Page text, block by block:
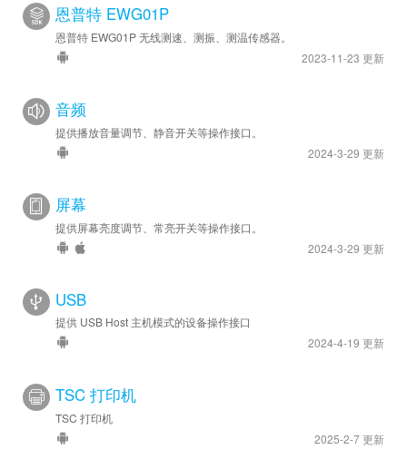
恩普特 EWG01P
恩普特 EWG01P 无线测速、测振、测温传感器。
2023-11-23 更新
音频
提供播放音量调节、静音开关等操作接口。
2024-3-29 更新
屏幕
提供屏幕亮度调节、常亮开关等操作接口。
2024-3-29 更新
USB
提供 USB Host 主机模式的设备操作接口
2024-4-19 更新
TSC 打印机
TSC 打印机
2025-2-7 更新